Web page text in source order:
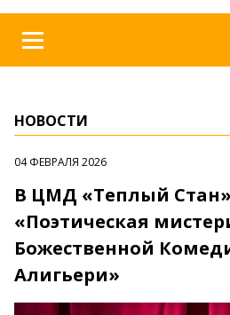
НОВОСТИ
04 ФЕВРАЛЯ 2026
В ЦМД «Теплый
«Поэтическая
Божественной
Алигьери»